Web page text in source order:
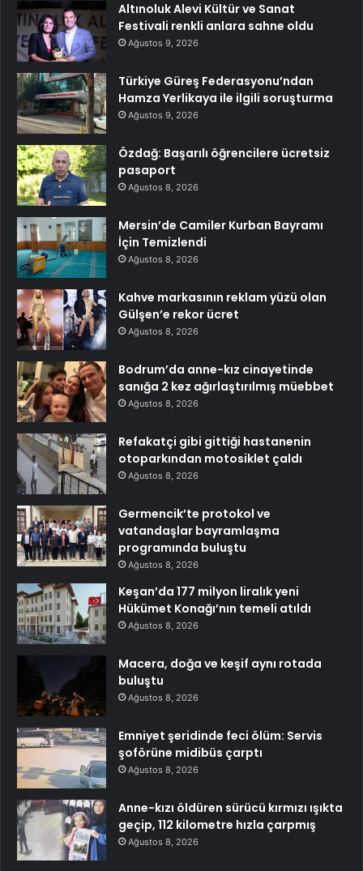
Altınoluk Alevi Kültür ve Sanat
Festivali renkli anlara sahne oldu
Ağustos 9, 2026
Türkiye Güreş Federasyonu’ndan
Hamza Yerlikaya ile ilgili soruşturma
Ağustos 9, 2026
Özdağ: Başarılı öğrencilere ücretsiz
pasaport
Ağustos 8, 2026
Mersin’de Camiler Kurban Bayramı
İçin Temizlendi
Ağustos 8, 2026
Kahve markasının reklam yüzü olan
Gülşen’e rekor ücret
Ağustos 8, 2026
Bodrum’da anne-kız cinayetinde
sanığa 2 kez ağırlaştırılmış müebbet
Ağustos 8, 2026
Refakatçi gibi gittiği hastanenin
otoparkından motosiklet çaldı
Ağustos 8, 2026
Germencik’te protokol ve
vatandaşlar bayramlaşma
programında buluştu
Ağustos 8, 2026
Keşan’da 177 milyon liralık yeni
Hükümet Konağı’nın temeli atıldı
Ağustos 8, 2026
Macera, doğa ve keşif aynı rotada
buluştu
Ağustos 8, 2026
Emniyet şeridinde feci ölüm: Servis
şoförüne midibüs çarptı
Ağustos 8, 2026
Anne-kızı öldüren sürücü kırmızı ışıkta
geçip, 112 kilometre hızla çarpmış
Ağustos 8, 2026